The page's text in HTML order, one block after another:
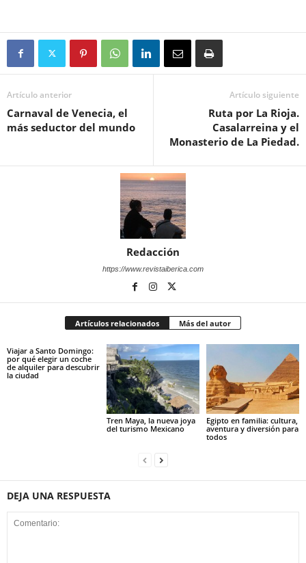
Artículo anterior
Carnaval de Venecia, el
más seductor del mundo
Artículo siguiente
Ruta por La Rioja.
Casalarreina y el
Monasterio de La Piedad.
Redacción
https://www.revistaiberica.com
Artículos relacionados Más del autor
Viajar a Santo Domingo:
por qué elegir un coche
de alquiler para descubrir
la ciudad
Tren Maya, la nueva joya
del turismo Mexicano
Egipto en familia: cultura,
aventura y diversión para
todos
DEJA UNA RESPUESTA